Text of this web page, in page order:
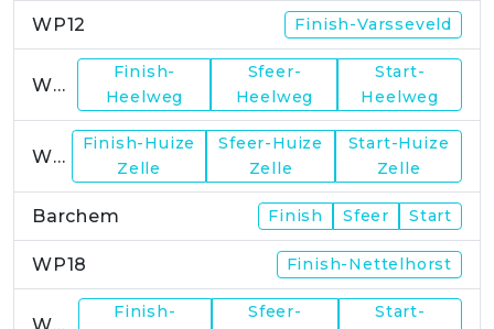
WP12 Finish-Varsseveld
WP13
Finish-
Heelweg
Sfeer-
Heelweg
Start-
Heelweg
WP15
Finish-Huize
Zelle
Sfeer-Huize
Zelle
Start-Huize
Zelle
Barchem Finish Sfeer Start
WP18 Finish-Nettelhorst
Finish-
Sfeer-
Start-